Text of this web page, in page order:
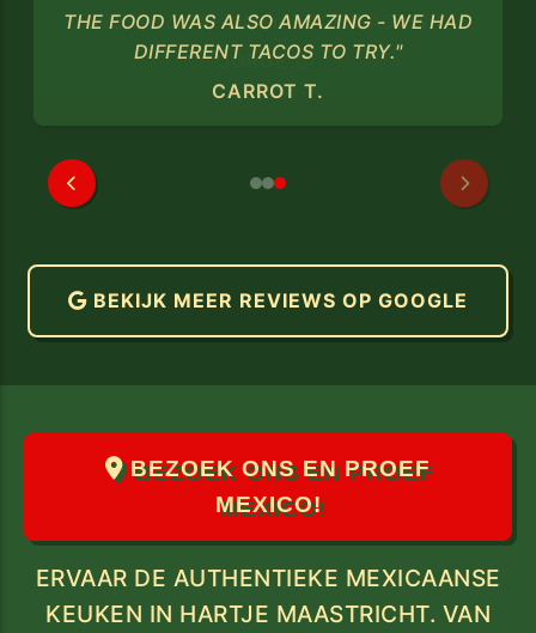
THE FOOD WAS ALSO AMAZING - WE HAD
DIFFERENT TACOS TO TRY."
CARROT T.
BEKIJK MEER REVIEWS OP GOOGLE
BEZOEK ONS EN PROEF
MEXICO!
ERVAAR DE AUTHENTIEKE MEXICAANSE
KEUKEN IN HARTJE MAASTRICHT. VAN